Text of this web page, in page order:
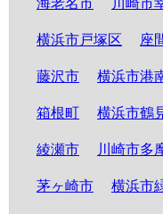
海老名市 川崎市
横浜市戸塚区 座
藤沢市 横浜市港
箱根町 横浜市鶴
綾瀬市 川崎市多
茅ヶ崎市 横浜市